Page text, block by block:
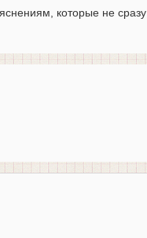
которые не сразу